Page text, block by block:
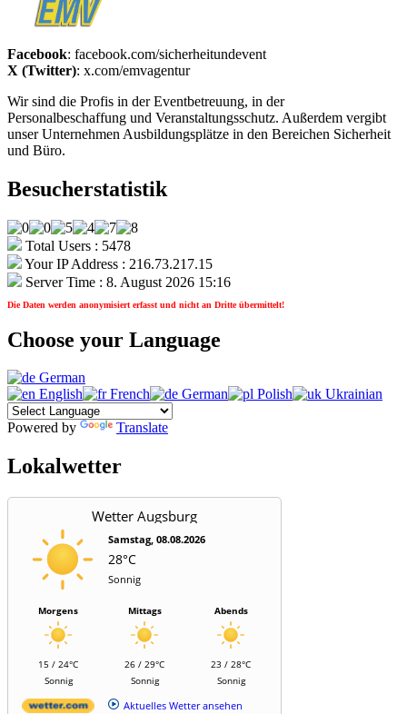
Facebook: facebook.com/sicherheitundevent
X (Twitter): x.com/emvagentur
Wir sind die Profis in der Eventbetreuung, in der
Personalbeschaffung und Veranstaltungsschutz. Außerdem vergibt
unser Unternehmen Ausbildungsplätze in den Bereichen Sicherheit
und Büro.
Besucherstatistik
Total Users : 5478
Your IP Address : 216.73.217.15
Server Time : 8. August 2026 15:16
Die Daten werden anonymisiert erfasst und nicht an Dritte übermittelt!
Choose your Language
German
English
French German Polish Ukrainian
Powered by Translate
Lokalwetter
Wetter Augsburg
Samstag, 08.08.2026
28°C
Sonnig
Morgens
15 / 24°C
Sonnig
Mittags
26 / 29°C
Sonnig
Abends
23 / 28°C
Sonnig
Aktuelles Wetter ansehen